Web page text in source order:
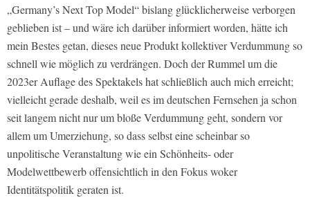
„Germany’s Next Top Model“ bislang glücklicherweise verborgen
geblieben ist – und wäre ich darüber informiert worden, hätte ich
mein Bestes getan, dieses neue Produkt kollektiver Verdummung so
schnell wie möglich zu verdrängen. Doch der Rummel um die
2023er Auflage des Spektakels hat schließlich auch mich erreicht;
vielleicht gerade deshalb, weil es im deutschen Fernsehen ja schon
seit langem nicht nur um bloße Verdummung geht, sondern vor
allem um Umerziehung, so dass selbst eine scheinbar so
unpolitische Veranstaltung wie ein Schönheits- oder
Modelwettbewerb offensichtlich in den Fokus woker
Identitätspolitik geraten ist.